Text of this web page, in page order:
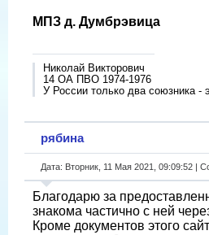
МПЗ д. Думбрэвица
Николай Викторович
14 ОА ПВО 1974-1976
У России только два союзника -
рябина
Дата: Вторник, 11 Мая 2021, 09:09:52 |
Благодарю за
знакома частично с ней
Кроме документов этого